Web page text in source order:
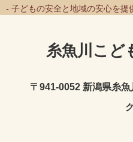
- 子どもの安全と地域の安心を提
糸魚川こど
〒941-0052 新潟県糸